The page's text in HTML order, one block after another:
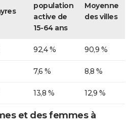
population
active de
15-64 ans
Moyenne
des villes
92,4 % 90,9 %
7,6 % 8,8 %
13,8 % 12,9 %
et des femmes à